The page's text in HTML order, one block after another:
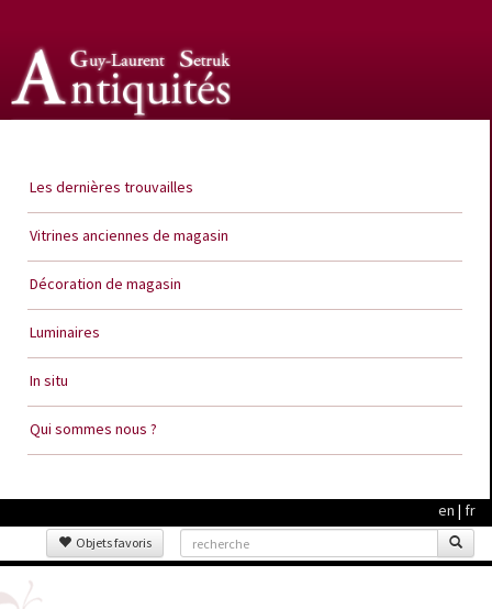
Les dernières trouvailles
Vitrines anciennes de magasin
Décoration de magasin
Luminaires
In situ
Qui sommes nous ?
en | fr
Objets favoris